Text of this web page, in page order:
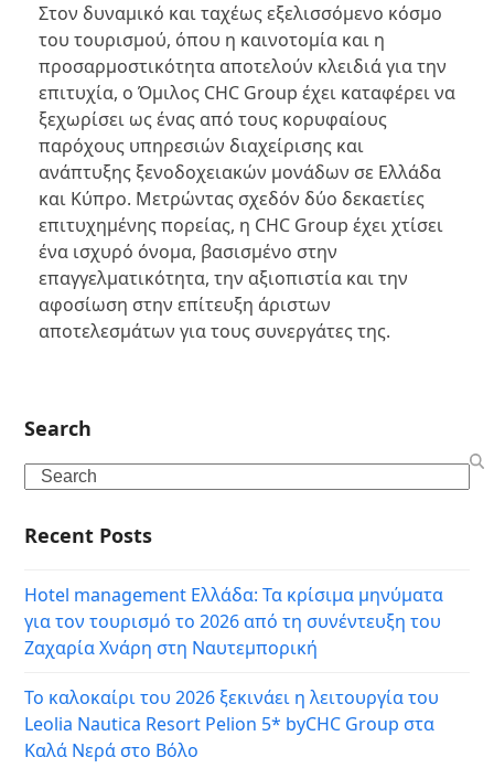
Στον δυναμικό και ταχέως εξελισσόμενο κόσμο
του τουρισμού, όπου η καινοτομία και η
προσαρμοστικότητα αποτελούν κλειδιά για την
επιτυχία, ο Όμιλος CHC Group έχει καταφέρει να
ξεχωρίσει ως ένας από τους κορυφαίους
παρόχους υπηρεσιών διαχείρισης και
ανάπτυξης ξενοδοχειακών μονάδων σε Ελλάδα
και Κύπρο. Μετρώντας σχεδόν δύο δεκαετίες
επιτυχημένης πορείας, η CHC Group έχει χτίσει
ένα ισχυρό όνομα, βασισμένο στην
επαγγελματικότητα, την αξιοπιστία και την
αφοσίωση στην επίτευξη άριστων
αποτελεσμάτων για τους συνεργάτες της.
Search
Search
Recent Posts
Hotel management Ελλάδα: Τα κρίσιμα μηνύματα
για τον τουρισμό το 2026 από τη συνέντευξη του
Ζαχαρία Χνάρη στη Ναυτεμπορική
Το καλοκαίρι του 2026 ξεκινάει η λειτουργία του
Leolia Nautica Resort Pelion 5* byCHC Group στα
Καλά Νερά στο Βόλο